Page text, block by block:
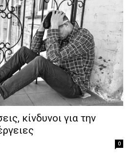
κίνδυνοι για την
0